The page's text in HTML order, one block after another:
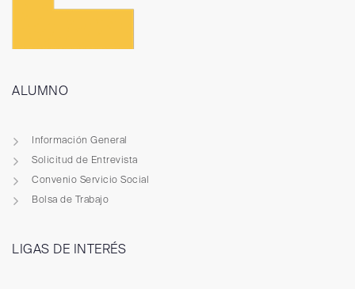
ALUMNO
Información General
Solicitud de Entrevista
Convenio Servicio Social
Bolsa de Trabajo
LIGAS DE INTERÉS